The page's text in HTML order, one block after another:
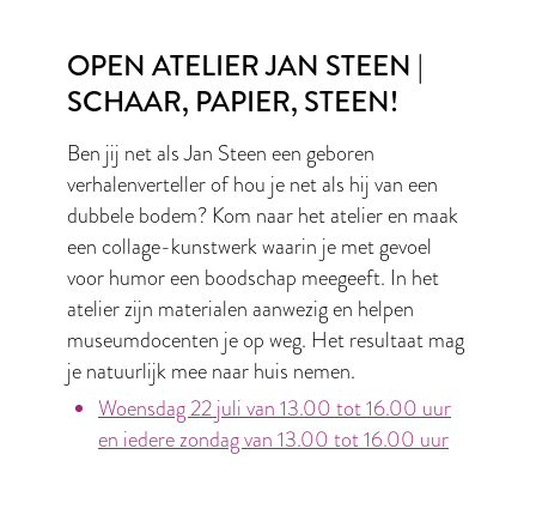
OPEN ATELIER JAN STEEN |
SCHAAR, PAPIER, STEEN!
Ben jij net als Jan Steen een geboren
verhalenverteller of hou je net als hij van een
dubbele bodem? Kom naar het atelier en maak
een collage-kunstwerk waarin je met gevoel
voor humor een boodschap meegeeft. In het
atelier zijn materialen aanwezig en helpen
museumdocenten je op weg. Het resultaat mag
je natuurlijk mee naar huis nemen.
Woensdag 22 juli van 13.00 tot 16.00 uur
en iedere zondag van 13.00 tot 16.00 uur